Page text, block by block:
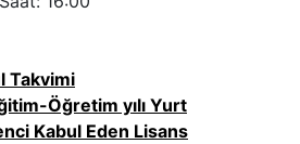
Takvimi
Öğretim yılı Yurt
Kabul Eden Lisans